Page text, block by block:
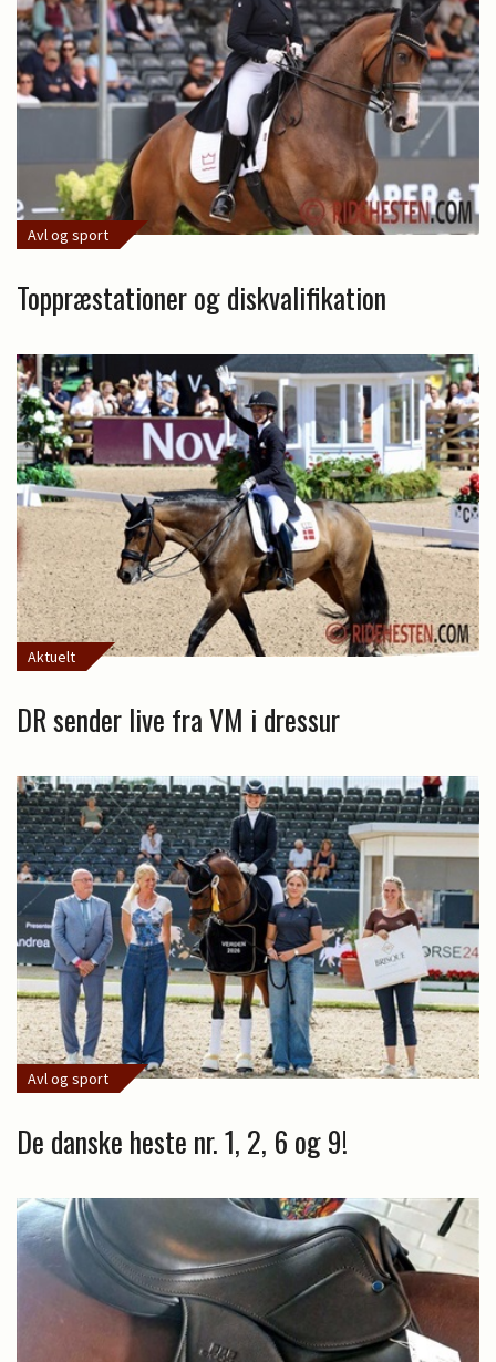
Avl og sport
Toppræstationer og diskvalifikation
Aktuelt
DR sender live fra VM i dressur
Avl og sport
De danske heste nr. 1, 2, 6 og 9!